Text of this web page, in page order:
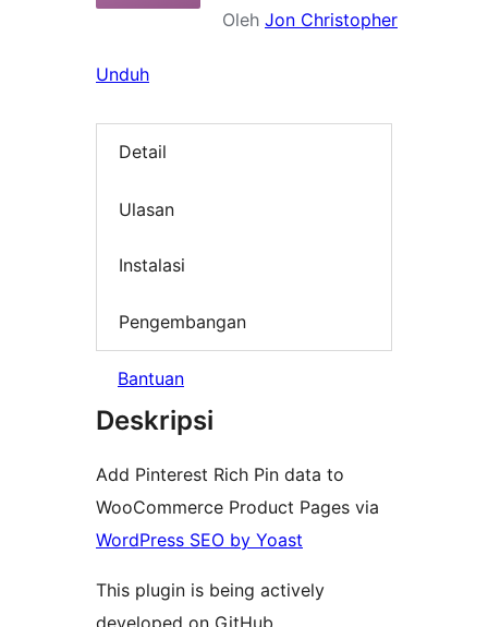
Oleh Jon Christopher
Unduh
Detail
Ulasan
Instalasi
Pengembangan
Bantuan
Deskripsi
Add Pinterest Rich Pin data to
WooCommerce Product Pages via
WordPress SEO by Yoast
This plugin is being actively